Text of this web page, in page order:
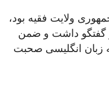
ولایت فقیه بود،
گفتگو داشت و ضمن
زبان انگلیسى صحبت